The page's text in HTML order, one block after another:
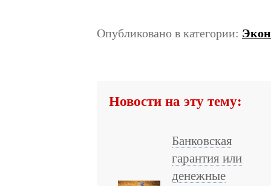
Опубликовано в категории:
Новости на эту тему:
Банковская
гарантия или
денежные